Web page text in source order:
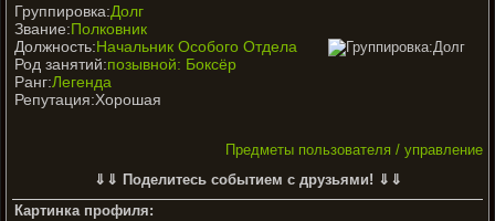
Группировка:Долг
Звание:Полковник
Должность:Начальник Особого Отдела
Род занятий:позывной: Боксёр
Ранг:Легенда
Репутация:Хорошая
Предметы пользователя / управление
⇓⇓ Поделитесь событием с друзьями! ⇓⇓
Картинка профиля: